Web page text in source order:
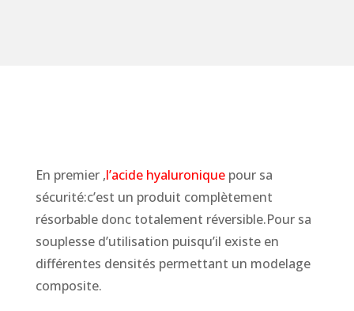
En premier ,l’acide hyaluroniquepour sa
sécurité:c’est un produit complètement
résorbable donc totalement réversible.Pour sa
souplesse d’utilisation puisqu’il existe en
différentes densités permettant un modelage
composite.